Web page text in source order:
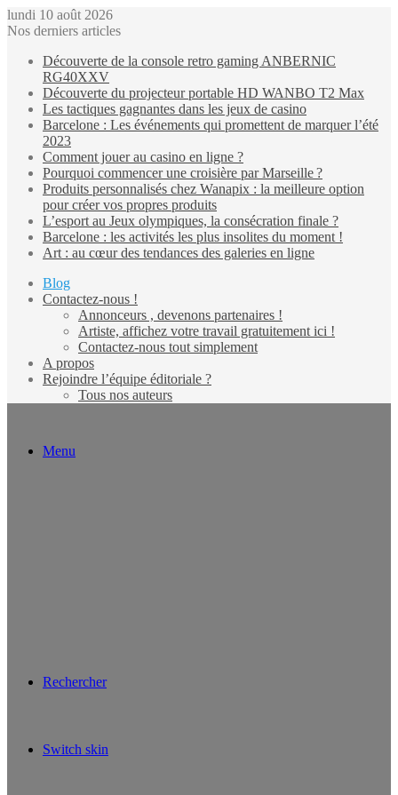
lundi 10 août 2026
Nos derniers articles
Découverte de la console retro gaming ANBERNIC
RG40XXV
Découverte du projecteur portable HD WANBO T2 Max
Les tactiques gagnantes dans les jeux de casino
Barcelone : Les événements qui promettent de marquer l’été
2023
Comment jouer au casino en ligne ?
Pourquoi commencer une croisière par Marseille ?
Produits personnalisés chez Wanapix : la meilleure option
pour créer vos propres produits
L’esport au Jeux olympiques, la consécration finale ?
Barcelone : les activités les plus insolites du moment !
Art : au cœur des tendances des galeries en ligne
Blog
Contactez-nous !
Annonceurs , devenons partenaires !
Artiste, affichez votre travail gratuitement ici !
Contactez-nous tout simplement
A propos
Rejoindre l’équipe éditoriale ?
Tous nos auteurs
Menu
Rechercher
Switch skin